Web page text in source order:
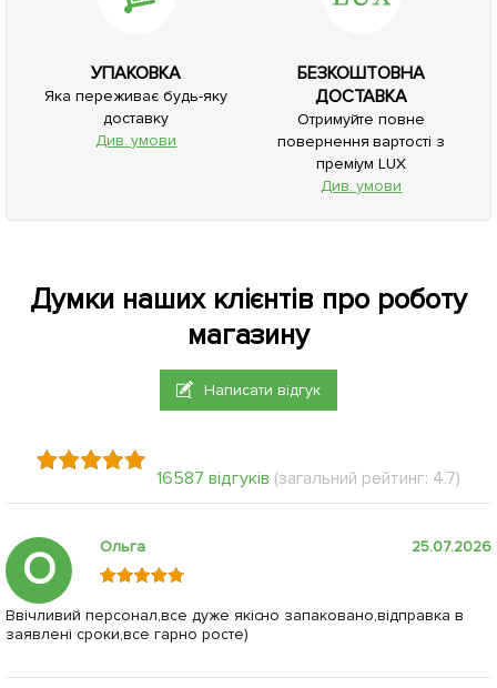
УПАКОВКА
Яка переживає будь-яку
доставку
Див. умови
БЕЗКОШТОВНА
ДОСТАВКА
Отримуйте повне
повернення вартості з
преміум LUX
Див. умови
Думки наших клієнтів про роботу
магазину
Написати відгук
16587 відгуків (загальний рейтинг: 4.7)
О Ольга 25.07.2026
Ввічливий персонал,все дуже якісно запаковано,відправка в
заявлені сроки,все гарно росте)